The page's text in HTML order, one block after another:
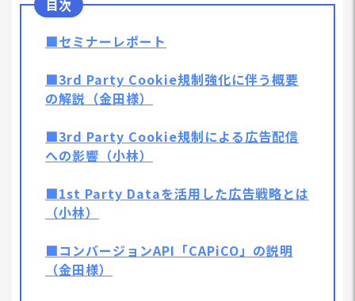
■セミナーレポート
■3rd Party Cookie規制強化に伴う概要
の解説（金田様）
■3rd Party Cookie規制による広告配信
への影響（小林）
■1st Party Dataを活用した広告戦略とは
（小林）
■コンバージョンAPI「CAPiCO」の説明
（金田様）